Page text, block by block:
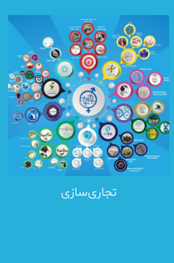
تجاری‌سازی